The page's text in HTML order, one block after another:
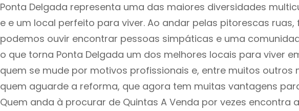
Ponta Delgada representa uma das maiores diversidades
e e um local perfeito para viver. Ao andar pelas pitorescas ruas,
podemos ouvir encontrar pessoas simpáticas e uma
o que torna Ponta Delgada um dos melhores locais para viver
quem se mude por motivos profissionais e, entre muitos outros
quem aguarde a reforma, que agora tem muitas vantagens
Quem anda à procurar de Quintas A Venda por vezes encontra